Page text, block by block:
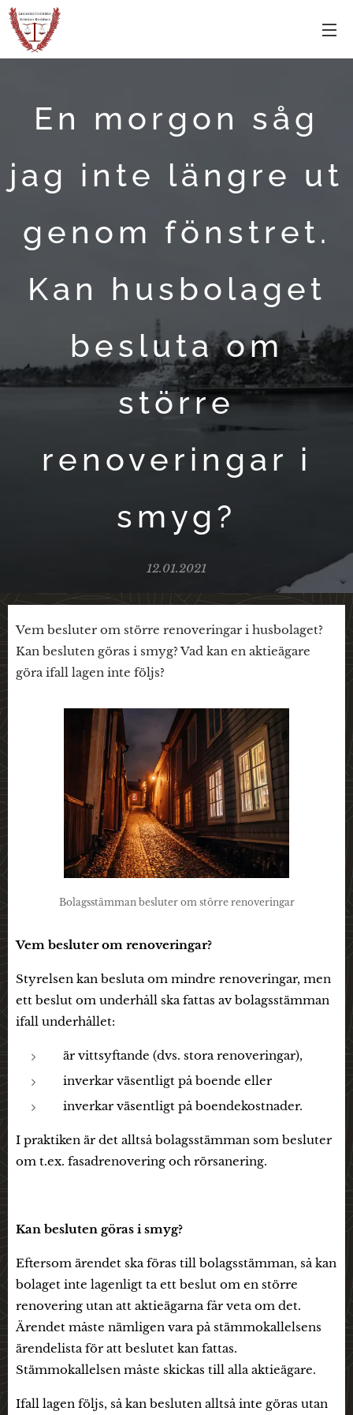
En morgon såg
jag inte längre ut
genom fönstret.
Kan husbolaget
besluta om
större
renoveringar i
smyg?
12.01.2021
Vem besluter om större renoveringar i husbolaget?
Kan besluten göras i smyg? Vad kan en aktieägare
göra ifall lagen inte följs?
Bolagsstämman besluter om större renoveringar
Vem besluter om renoveringar?
Styrelsen kan besluta om mindre renoveringar, men
ett beslut om underhåll ska fattas av bolagsstämman
ifall underhållet:
är vittsyftande (dvs. stora renoveringar),
inverkar väsentligt på boende eller
inverkar väsentligt på boendekostnader.
I praktiken är det alltså bolagsstämman som besluter
om t.ex. fasadrenovering och rörsanering.
Kan besluten göras i smyg?
Eftersom ärendet ska föras till bolagsstämman, så kan
bolaget inte lagenligt ta ett beslut om en större
renovering utan att aktieägarna får veta om det.
Ärendet måste nämligen vara på stämmokallelsens
ärendelista för att beslutet kan fattas.
Stämmokallelsen måste skickas till alla aktieägare.
Ifall lagen följs, så kan besluten alltså inte göras utan